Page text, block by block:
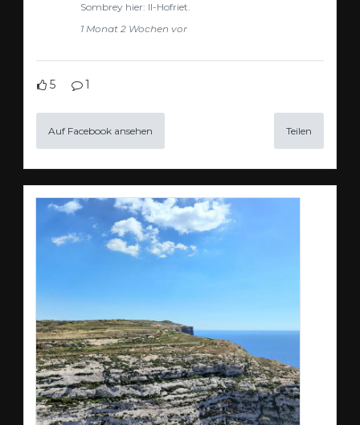
Sombrey hier: Il-Hofriet.
1 Monat 2 Wochen vor
5 1
Auf Facebook ansehen Teilen